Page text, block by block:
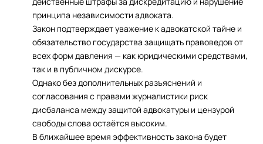
принципа независимости адвоката.
Закон подтверждает уважение к адвокатской тайне и
обязательство государства защищать правоведов от
всех форм давления — как юридическими средствами,
так и в публичном дискурсе.
Однако без дополнительных разъяснений и
согласования с правами журналистики риск
дисбаланса между защитой адвокатуры и цензурой
свободы слова остаётся высоким.
В ближайшее время эффективность закона будет